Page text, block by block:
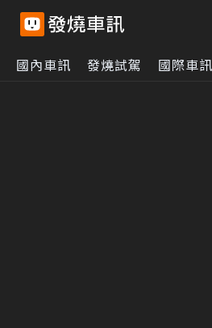
國內車訊 發燒試駕 國際車訊